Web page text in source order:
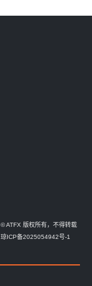
© ATFX 版权所有，不得转载
琼ICP备2025054942号-1